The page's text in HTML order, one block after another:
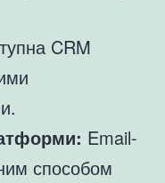
CRM
Email-
способом